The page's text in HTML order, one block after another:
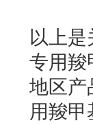
以上
专用羧
地区
用羧